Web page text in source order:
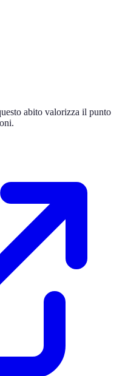
abito valorizza il punto